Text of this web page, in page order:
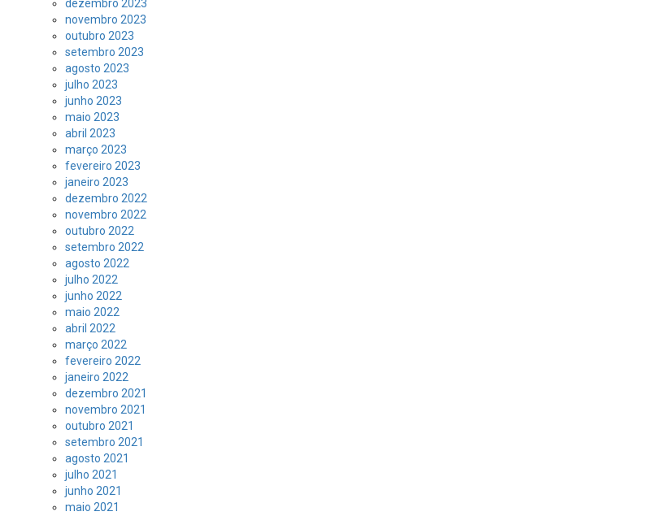
dezembro 2023
novembro 2023
outubro 2023
setembro 2023
agosto 2023
julho 2023
junho 2023
maio 2023
abril 2023
março 2023
fevereiro 2023
janeiro 2023
dezembro 2022
novembro 2022
outubro 2022
setembro 2022
agosto 2022
julho 2022
junho 2022
maio 2022
abril 2022
março 2022
fevereiro 2022
janeiro 2022
dezembro 2021
novembro 2021
outubro 2021
setembro 2021
agosto 2021
julho 2021
junho 2021
maio 2021